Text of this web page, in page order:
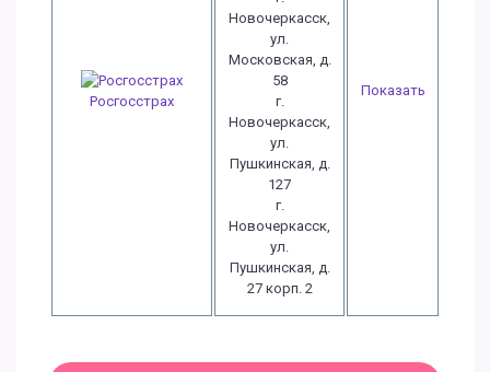
Росгосстрах
Новочеркасск,
ул.
Московская, д.
58
г.
Новочеркасск,
ул.
Пушкинская, д.
127
г.
Новочеркасск,
ул.
Пушкинская, д.
27 корп. 2
Показать